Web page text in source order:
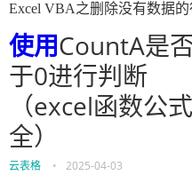
Excel VBA之删除没有数据的
使用CountA是
于0进行判断
（excel函数公
全）
云表格 • 2025-04-03